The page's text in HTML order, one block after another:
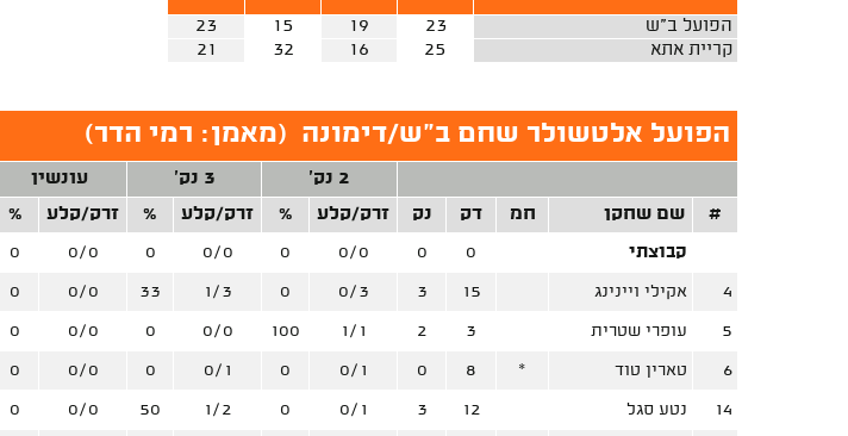
הפועל ב"ש 23
19
15
23
קריית אתא
25
16
32
21
הפועל אלטשולר שחם ב"ש/דימונה (מאמן: רמי הדר)
2 נק' 3 נק' עונשין
#
שם שחקן חמ דק נק זרק/קלע % זרק/קלע % זרק/קלע %
קבוצתי 0
0
0/0
0
0/0
0
0/0
0
4 אקילי ויינינג 15
3
0/3
0
1/3
33
0/0
0
5 עופרי שטרית 3
2
1/1
100
0/0
0
0/0
0
6 טארין טוד *
8
0
0/1
0
0/1
0
0/0
0
14 נטע סגל 12
3
0/1
0
1/2
50
0/0
0